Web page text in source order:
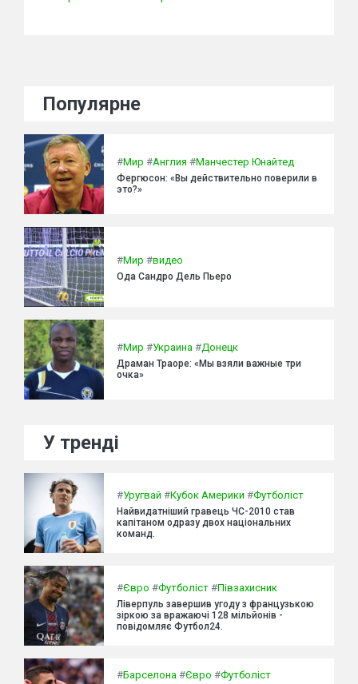
Популярне
#Мир #Англия #Манчестер Юнайтед
Фергюсон: «Вы действительно поверили в
это?»
#Мир #видео
Ода Сандро Дель Пьеро
#Мир #Украина #Донецк
Драман Траоре: «Мы взяли важные три
очка»
У тренді
#Уругвай #Кубок Америки #Футболіст
Найвидатніший гравець ЧС-2010 став
капітаном одразу двох національних
команд.
#Євро #Футболіст #Півзахисник
Ліверпуль завершив угоду з французькою
зіркою за вражаючі 128 мільйонів -
повідомляє Футбол24.
#Барселона #Євро #Футболіст